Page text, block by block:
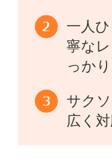
一人
寧な
っか
サク
広く